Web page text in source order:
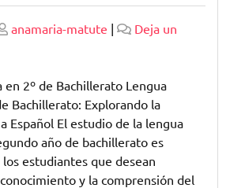
anamaria-matute |
Deja un
en 2º de Bachillerato Lengua
Bachillerato: Explorando la
Español El estudio de la lengua
año de bachillerato es
estudiantes que desean
y la comprensión del